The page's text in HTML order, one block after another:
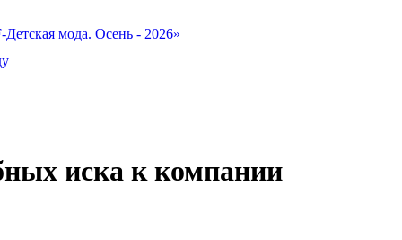
мода. Осень - 2026»
иска к компании